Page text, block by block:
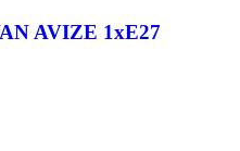
AVIZE 1xE27